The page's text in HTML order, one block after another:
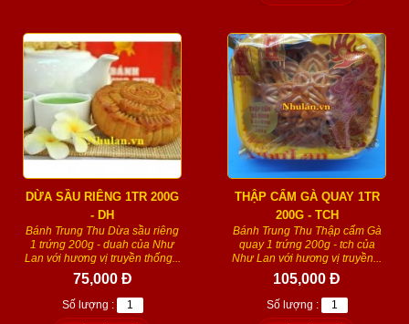
DỪA SẦU RIÊNG 1TR 200G
- DH
Bánh Trung Thu Dừa sầu riêng
1 trứng 200g - duah của Như
Lan với hương vị truyền thống...
75,000 Đ
Số lượng :
THẬP CẨM GÀ QUAY 1TR
200G - TCH
Bánh Trung Thu Thập cẩm Gà
quay 1 trứng 200g - tch của
Như Lan với hương vị truyền...
105,000 Đ
Số lượng :